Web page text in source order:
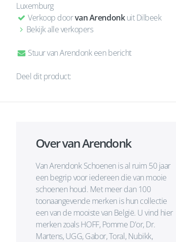
Luxemburg
Verkoop doorvan Arendonkuit Dilbeek
Bekijk alle verkopers
Stuur van Arendonk een bericht
Deel dit product:
Over van Arendonk
Van Arendonk Schoenen is al ruim 50 jaar
een begrip voor iedereen die van mooie
schoenen houd. Met meer dan 100
toonaangevende merken is hun collectie
een van de mooiste van België. U vind hier
merken zoals HOFF, Pomme D'or, Dr.
Martens, UGG, Gabor, Toral, Nubikk,